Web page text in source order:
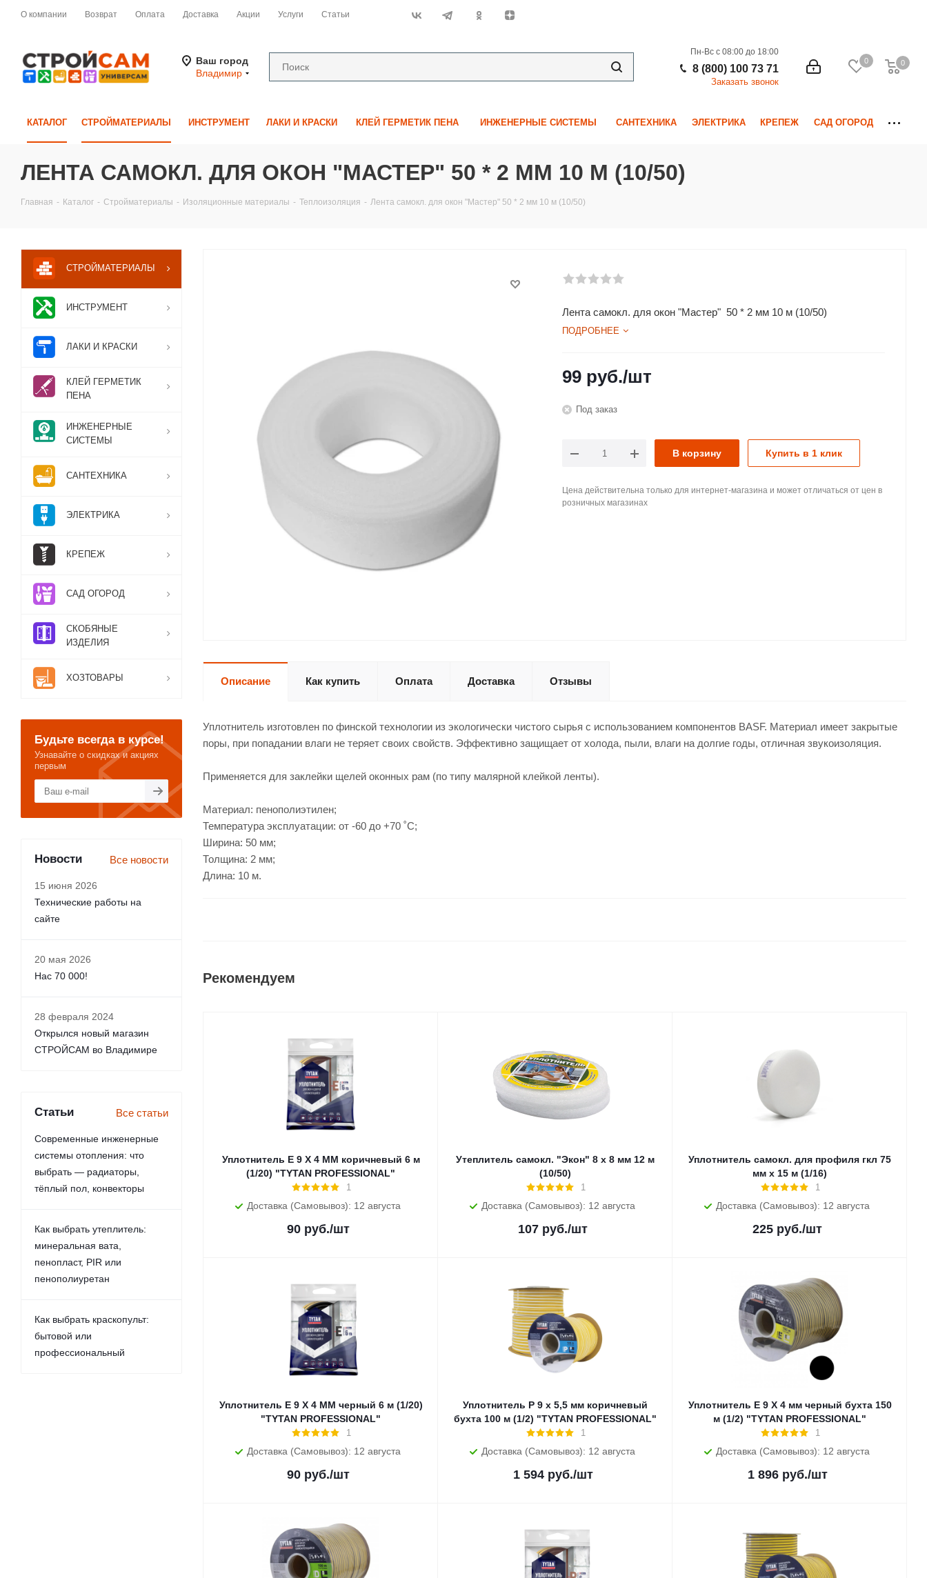
О компании Возврат Оплата Доставка Акции Услуги Статьи
Ваш город
Владимир
0 0
0
Пн-Вс с 08:00 до 18:00
8 (800) 100 73 71
Заказать звонок
КАТАЛОГ СТРОЙМАТЕРИАЛЫ ИНСТРУМЕНТ ЛАКИ И КРАСКИ КЛЕЙ ГЕРМЕТИК ПЕНА ИНЖЕНЕРНЫЕ СИСТЕМЫ САНТЕХНИКА ЭЛЕКТРИКА КРЕПЕЖ САД ОГОРОД
ЛЕНТА САМОКЛ. ДЛЯ ОКОН "МАСТЕР" 50 * 2 ММ 10 М (10/50)
Главная - Каталог - Стройматериалы - Изоляционные материалы - Теплоизоляция - Лента самокл. для окон "Мастер" 50 * 2 мм 10 м (10/50)
Лента самокл. для окон "Мастер" 50 * 2 мм 10 м (10/50)
ПОДРОБНЕЕ
99 руб./шт
Под заказ
В корзину Купить в 1 клик
Цена действительна только для интернет-магазина и может отличаться от цен в
розничных магазинах
Описание Как купить Оплата Доставка Отзывы
Уплотнитель изготовлен по финской технологии из экологически чистого сырья с использованием компонентов BASF. Материал имеет закрытые
поры, при попадании влаги не теряет своих свойств. Эффективно защищает от холода, пыли, влаги на долгие годы, отличная звукоизоляция.
Применяется для заклейки щелей оконных рам (по типу малярной клейкой ленты).
Материал: пенополиэтилен;
Температура эксплуатации: от -60 до +70 ˚C;
Ширина: 50 мм;
Толщина: 2 мм;
Длина: 10 м.
Рекомендуем
Уплотнитель E 9 X 4 MM коричневый 6 м
(1/20) "TYTAN PROFESSIONAL"
1
Доставка (Самовывоз): 12 августа
90 руб./шт
Утеплитель самокл. "Экон" 8 х 8 мм 12 м
(10/50)
1
Доставка (Самовывоз): 12 августа
107 руб./шт
Уплотнитель самокл. для профиля гкл 75
мм х 15 м (1/16)
1
Доставка (Самовывоз): 12 августа
225 руб./шт
Уплотнитель E 9 X 4 MM черный 6 м (1/20)
"TYTAN PROFESSIONAL"
1
Доставка (Самовывоз): 12 августа
90 руб./шт
Уплотнитель P 9 х 5,5 мм коричневый
бухта 100 м (1/2) "TYTAN PROFESSIONAL"
1
Доставка (Самовывоз): 12 августа
1 594руб./шт
Уплотнитель E 9 X 4 мм черный бухта 150
м (1/2) "TYTAN PROFESSIONAL"
1
Доставка (Самовывоз): 12 августа
1 896руб./шт
СТРОЙМАТЕРИАЛЫ
ИНСТРУМЕНТ
ЛАКИ И КРАСКИ
КЛЕЙ ГЕРМЕТИК
ПЕНА
ИНЖЕНЕРНЫЕ
СИСТЕМЫ
САНТЕХНИКА
ЭЛЕКТРИКА
КРЕПЕЖ
САД ОГОРОД
СКОБЯНЫЕ
ИЗДЕЛИЯ
ХОЗТОВАРЫ
Будьте всегда в курсе!
Узнавайте о скидках и акциях
первым
Новости Все новости
15 июня 2026
Технические работы на
сайте
20 мая 2026
Нас 70 000!
28 февраля 2024
Открылся новый магазин
СТРОЙСАМ во Владимире
Статьи Все статьи
Современные инженерные
системы отопления: что
выбрать — радиаторы,
тёплый пол, конвекторы
Как выбрать утеплитель:
минеральная вата,
пенопласт, PIR или
пенополиуретан
Как выбрать краскопульт:
бытовой или
профессиональный